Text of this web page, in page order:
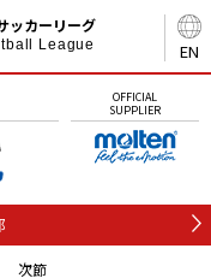
EN
ッカーリーグ
League
OFFICIAL
SUPPLIER
次節